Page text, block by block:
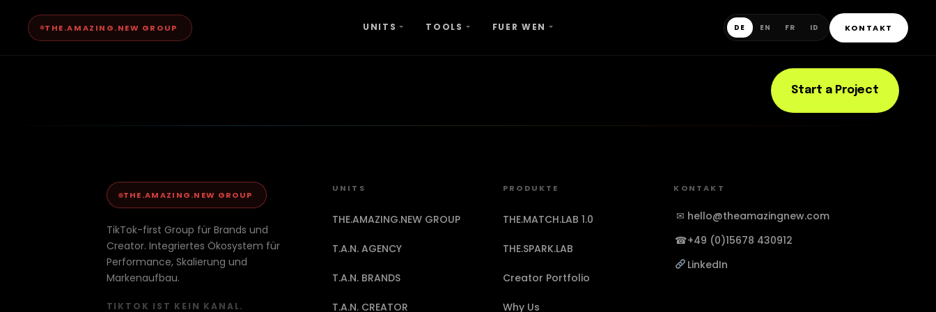
THE.AMAZING.NEW GROUP UNITS TOOLS FUER WEN DE EN FR ID KONTAKT
Start a Project
THE.AMAZING.NEW GROUP
TikTok-first Group für Brands und
Creator. Integriertes Ökosystem für
Performance, Skalierung und
Markenaufbau.
TIKTOK IST KEIN KANAL.
UNITS
THE.AMAZING.NEW GROUP
T.A.N. AGENCY
T.A.N. BRANDS
T.A.N. CREATOR
PRODUKTE
THE.MATCH.LAB 1.0
THE.SPARK.LAB
Creator Portfolio
Why Us
KONTAKT
✉ hello@theamazingnew.com
☎+49 (0)15678 430912
LinkedIn